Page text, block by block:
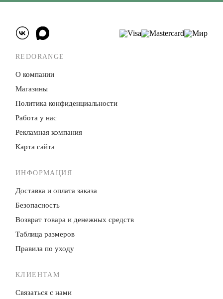
REDORANGE
О компании
Магазины
Политика конфиденци­альности
Работа у нас
Рекламная компания
Карта сайта
ИНФОРМАЦИЯ
Доставка и оплата заказа
Безопасность
Возврат товара и денежных средств
Таблица размеров
Правила по уходу
КЛИЕНТАМ
Связаться с нами